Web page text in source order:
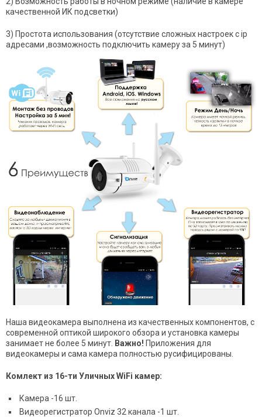
качественной ИК подсветки)
3) Простота использования (отсутствие сложных настроек с ip
адресами ,возможность подключить камеру за 5 минут)
Наша видеокамера выполнена из качественных компонентов, с
современной оптикой широкого обзора и установка камеры
занимает не более 5 минут. Важно! Приложения для
видеокамеры и сама камера полностью русифицированы.
Комлект из 16-ти Уличных WiFi камер:
Камера -16 шт.
Видеорегистратор Onviz 32 канала -1 шт.